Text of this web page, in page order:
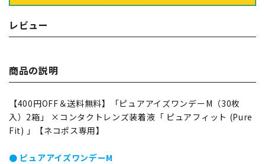
レビュー
商品の説明
【400円OFF＆送料無料】「ピュアアイズワンデーM（30枚
入）2箱」 ×コンタクトレンズ装着液「 ピュアフィット (Pure
Fit) 」【ネコポス専用】
● ピュアアイズワンデーM